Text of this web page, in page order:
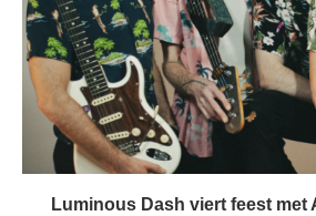
Luminous Dash viert feest met